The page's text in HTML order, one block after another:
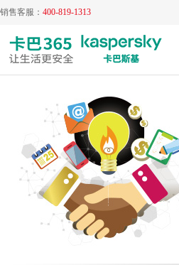
销售客服： 400-819-1313